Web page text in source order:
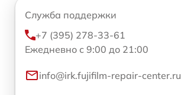
Служба поддержки
+7 (395) 278-33-61
Ежедневно с 9:00 до 21:00
info@irk.fujifilm-repair-center.ru